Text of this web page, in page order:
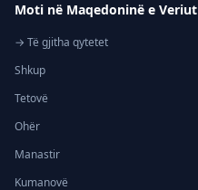
Moti në Maqedoninë e Veriut
→ Të gjitha qytetet
Shkup
Tetovë
Ohër
Manastir
Kumanovë